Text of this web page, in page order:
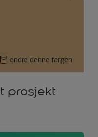
endre denne fargen
prosjekt